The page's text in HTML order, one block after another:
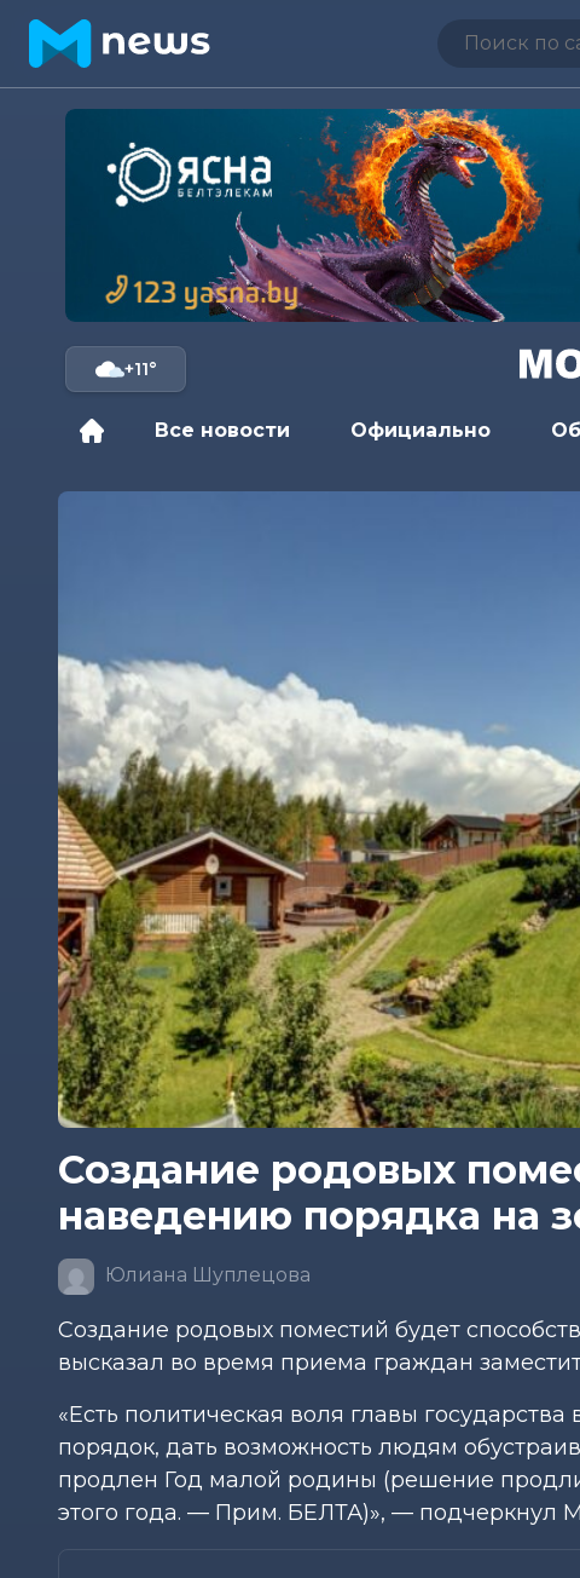
+11°
Все новости Официально
Создание родовых
наведению порядка на
Юлиана Шуплецова
Создание родовых поместий будет
высказал во время приема граждан
«Есть политическая воля главы
порядок, дать возможность людям
продлен Год малой родины (решение
этого года. — Прим. БЕЛТА)», — подчеркнул